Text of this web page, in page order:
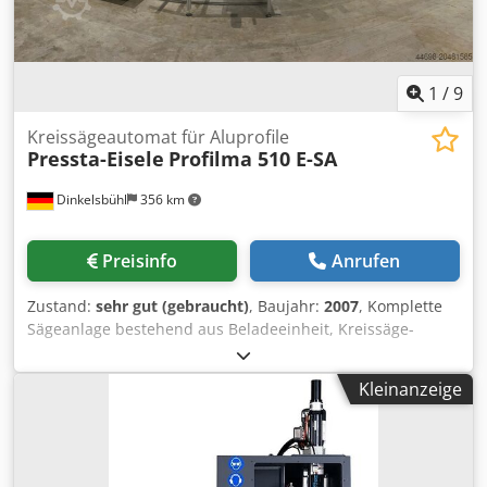
1 /9
Dinkelsbühl 356 km
Kreissägeautomat für Aluprofile
Pressta-Eisele Profilma 510 E-SA
Preisinfo Anrufen
Zustand: sehr gut (gebraucht), Baujahr: 2007, Komplette
Sägeanlage bestehend aus Beladeeinheit, Kreissäge-
Vollautomat und Entladeeinheit Geeignet für viele
Anwendungsbereiche, speziell für Photovoltaik- und
Automobilindustrie. Beladeeinheit: Horizontales
Lademagazin Modell HLM 4-Strang Zahnriemenförderer
Dsdpfjxvbvvox Ah Dokr 6 Fächer 285mm breit zur
Aufnahme der Profile; max. Materialhöhe wie
Kleinanzeige